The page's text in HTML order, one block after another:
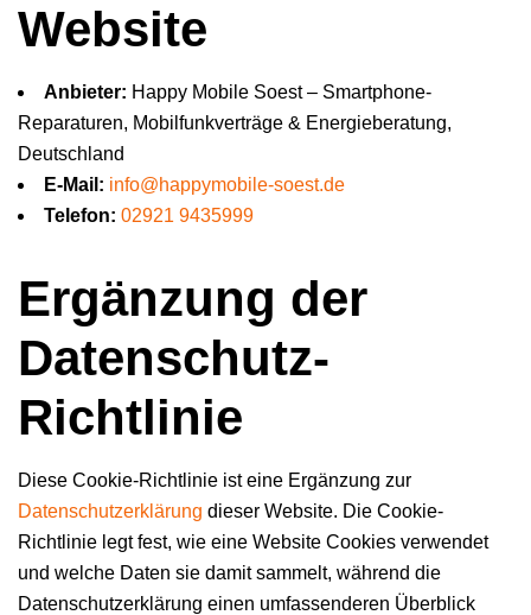
Website
Anbieter: Happy Mobile Soest – Smartphone-
Reparaturen, Mobilfunkverträge & Energieberatung,
Deutschland
E-Mail: info@happymobile-soest.de
Telefon: 02921 9435999
Ergänzung der
Datenschutz-
Richtlinie
Diese Cookie-Richtlinie ist eine Ergänzung zur
Datenschutzerklärung dieser Website. Die Cookie-
Richtlinie legt fest, wie eine Website Cookies verwendet
und welche Daten sie damit sammelt, während die
Datenschutzerklärung einen umfassenderen Überblick